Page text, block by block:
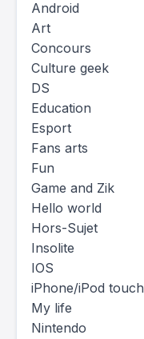
Android
Art
Concours
Culture geek
DS
Education
Esport
Fans arts
Fun
Game and Zik
Hello world
Hors-Sujet
Insolite
IOS
iPhone/iPod touch
My life
Nintendo